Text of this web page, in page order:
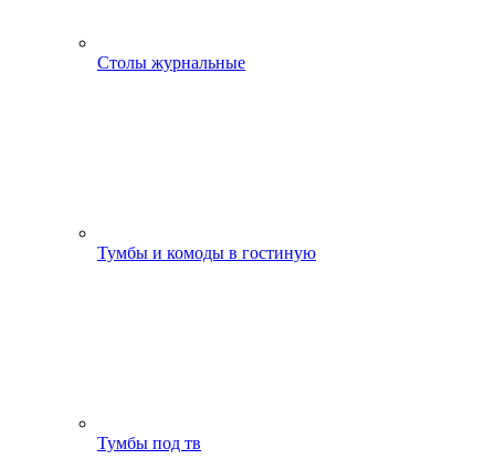
Столы журнальные
Тумбы и комоды в гостиную
Тумбы под тв